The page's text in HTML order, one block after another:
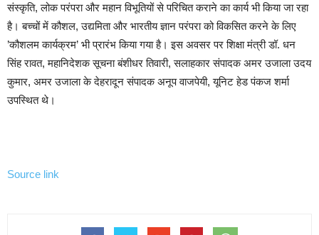
संस्कृति, लोक परंपरा और महान विभूतियों से परिचित कराने का कार्य भी किया जा रहा
है। बच्चों में कौशल, उद्यमिता और भारतीय ज्ञान परंपरा को विकसित करने के लिए
’कौशलम कार्यक्रम’ भी प्रारंभ किया गया है। इस अवसर पर शिक्षा मंत्री डॉ. धन
सिंह रावत, महानिदेशक सूचना बंशीधर तिवारी, सलाहकार संपादक अमर उजाला उदय
कुमार, अमर उजाला के देहरादून संपादक अनूप वाजपेयी, यूनिट हेड पंकज शर्मा
उपस्थित थे।
Source link